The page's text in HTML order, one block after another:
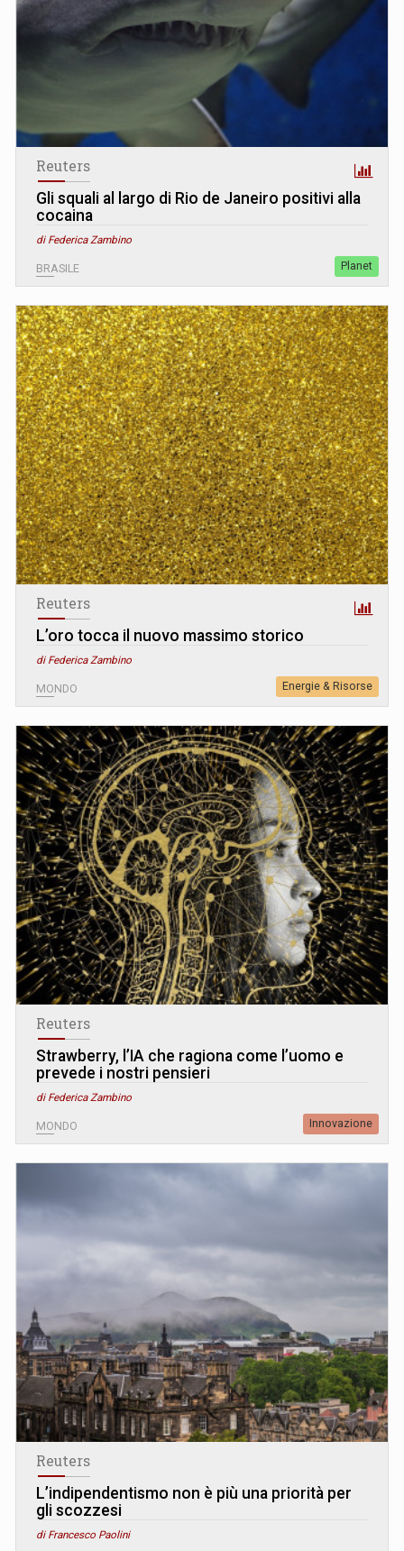
Reuters
Gli squali al largo di Rio de Janeiro positivi alla
cocaina
di Federica Zambino
BRASILE Planet
Reuters
L’oro tocca il nuovo massimo storico
di Federica Zambino
MONDO Energie & Risorse
Reuters
Strawberry, l’IA che ragiona come l’uomo e
prevede i nostri pensieri
di Federica Zambino
MONDO Innovazione
Reuters
L’indipendentismo non è più una priorità per
gli scozzesi
di Francesco Paolini